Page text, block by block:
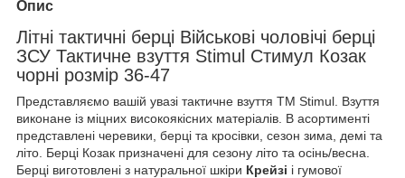
Опис
Літні тактичні берці Військові чоловічі берці
ЗСУ Тактичне взуття Stimul Стимул Козак
чорні розмір 36-47
Представляємо вашій увазі тактичне взуття ТМ Stimul. Взуття
виконане із міцних високоякісних матеріалів. В асортименті
представлені черевики, берці та кросівки, сезон зима, демі та
літо. Берці Козак призначені для сезону літо та осінь/весна.
Берці виготовлені з натуральної шкіри Крейзі і гумової